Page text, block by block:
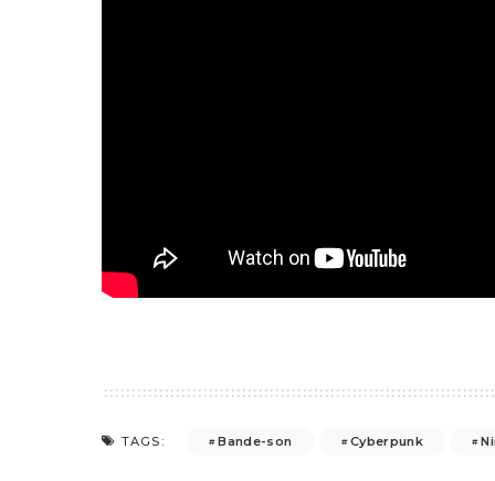
TAGS: Bande-son Cyberpunk